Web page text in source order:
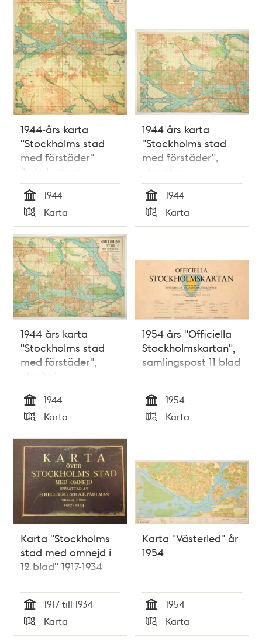
1944-års karta
"Stockholms stad
med förstäder"
(hela kartan)
Tid
1944
Typ
Karta
1944 års karta
"Stockholms stad
med förstäder",
utsnitt a
Tid
1944
Typ
Karta
1944 års karta
"Stockholms stad
med förstäder",
utsnitt b
Tid
1944
Typ
Karta
1954 års "Officiella
Stockholmskartan",
samlingspost 11 blad
Tid
1954
Typ
Karta
Karta "Stockholms
stad med omnejd i
12 blad" 1917-1934
Tid
1917 till 1934
Typ
Karta
Karta "Västerled" år
1954
Tid
1954
Typ
Karta